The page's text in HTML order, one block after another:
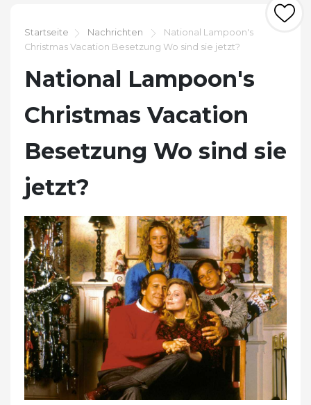
Startseite Nachrichten
National Lampoon's
Christmas Vacation Besetzung Wo sind sie jetzt?
National Lampoon's
Christmas Vacation
Besetzung Wo sind sie
jetzt?